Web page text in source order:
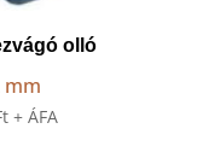
olló
mm
+ ÁFA